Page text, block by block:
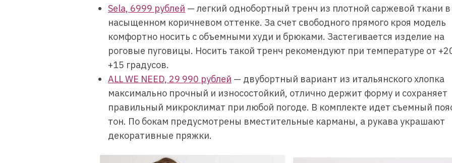
Sela, 6999 рублей — легкий однобортный тренч из плотной саржевой ткани в
насыщенном коричневом оттенке. За счет свободного прямого кроя модель
комфортно носить с объемными худи и брюками. Застегивается изделие на
роговые пуговицы. Носить такой тренч рекомендуют при температуре от
+15 градусов.
ALL WE NEED, 29 990 рублей — двубортный вариант из итальянского хлопка
максимально прочный и износостойкий, отлично держит форму и сохраняет
правильный микроклимат при любой погоде. В комплекте идет съемный
тон. По бокам предусмотрены вместительные карманы, а рукава украшают
декоративные пряжки.